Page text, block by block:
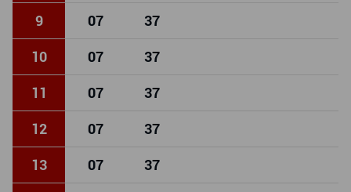
9 07 37
10 07 37
11 07 37
12 07 37
13 07 37